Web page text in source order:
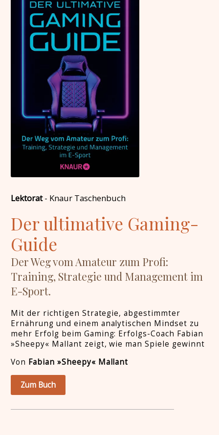
Lektorat- Knaur Taschenbuch
Der ultimative Gaming-
Guide
Der Weg vom Amateur zum Profi:
Training, Strategie und Management im
E-Sport.
Mit der richtigen Strategie, abgestimmter
Ernährung und einem analytischen Mindset zu
mehr Erfolg beim Gaming: Erfolgs-Coach Fabian
»Sheepy« Mallant zeigt, wie man Spiele gewinnt
Von Fabian »Sheepy« Mallant
Zum Buch